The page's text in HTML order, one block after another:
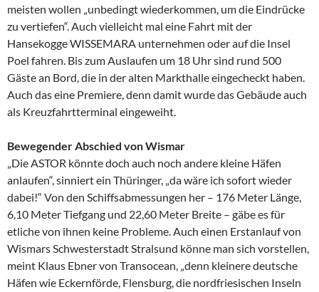
meisten wollen „unbedingt wiederkommen, um die Eindrücke
zu vertiefen“. Auch vielleicht mal eine Fahrt mit der
Hansekogge WISSEMARA unternehmen oder auf die Insel
Poel fahren. Bis zum Auslaufen um 18 Uhr sind rund 500
Gäste an Bord, die in der alten Markthalle eingecheckt haben.
Auch das eine Premiere, denn damit wurde das Gebäude auch
als Kreuzfahrtterminal eingeweiht.
Bewegender Abschied von Wismar
„Die ASTOR könnte doch auch noch andere kleine Häfen
anlaufen“, sinniert ein Thüringer, „da wäre ich sofort wieder
dabei!“ Von den Schiffsabmessungen her – 176 Meter Länge,
6,10 Meter Tiefgang und 22,60 Meter Breite – gäbe es für
etliche von ihnen keine Probleme. Auch einen Erstanlauf von
Wismars Schwesterstadt Stralsund könne man sich vorstellen,
meint Klaus Ebner von Transocean, „denn kleinere deutsche
Häfen wie Eckernförde, Flensburg, die nordfriesischen Inseln